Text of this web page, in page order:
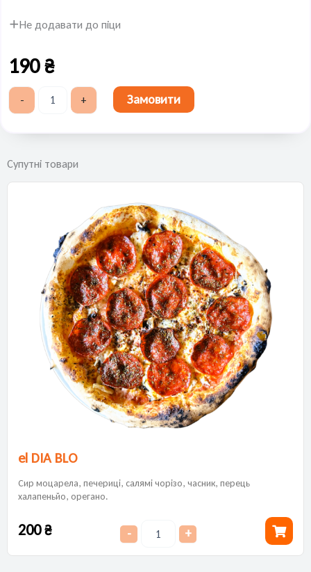
Не додавати до піци
- + Замовити
190₴
Супутні товари
el DIA BLO
Сир моцарела, печериці, салямі чорізо, часник, перець
халапеньйо, орегано.
200₴ - +